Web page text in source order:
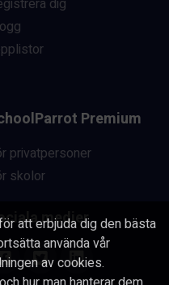
dig
Premium
privatpersoner
skolor
medier
att erbjuda dig den bästa
använda vår
av cookies.